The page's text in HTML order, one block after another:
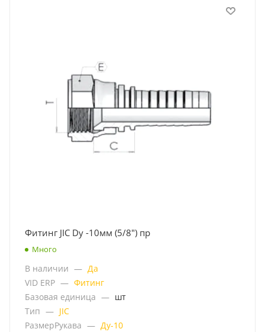
Фитинг JIC Dу -10мм (5/8") пр
Много
В наличии — Да
VID ERP — Фитинг
Базовая единица — шт
Тип — JIC
РазмерРукава — Ду-10